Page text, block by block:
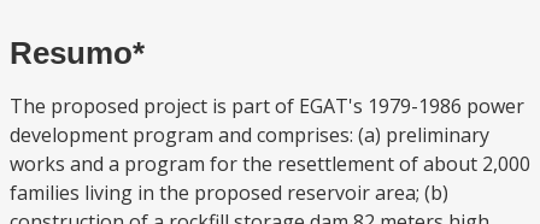
Resumo*
The proposed project is part of EGAT's 1979-1986 power
development program and comprises: (a) preliminary
works and a program for the resettlement of about 2,000
families living in the proposed reservoir area; (b)